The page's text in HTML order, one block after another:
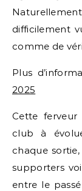
difficilement
comme de
Plus
2025
Cette ferveur
club à
chaque
supporters
entre le